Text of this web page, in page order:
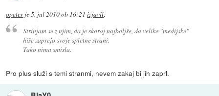
opeterje5. jul 2010 ob 16:21 izjavil:
Strinjam se z njim, da je skoraj najboljše, da velike "medijske"
hiše zaprejo svoje spletne strani.
Tako nima smisla.
Pro plus služi s temi stranmi, nevem zakaj bi jih zaprl.